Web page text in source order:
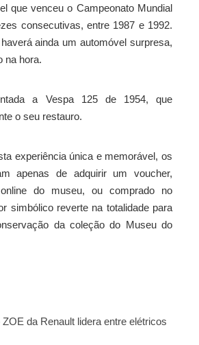
que venceu o Campeonato Mundial
consecutivas, entre 1987 e 1992.
ainda um automóvel surpresa,
na hora.
a Vespa 125 de 1954, que
o seu restauro.
experiência única e memorável, os
apenas de adquirir um voucher,
do museu, ou comprado no
simbólico reverte na totalidade para
da coleção do Museu do
ZOE da Renault lidera entre elétricos